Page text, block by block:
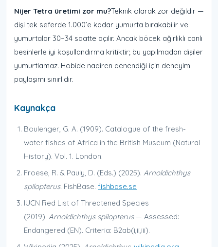
Nijer Tetra üretimi zor mu?Teknik olarak zor değildir —
dişi tek seferde 1.000’e kadar yumurta bırakabilir ve
yumurtalar 30–34 saatte açılır. Ancak böcek ağırlıklı canlı
besinlerle iyi koşullandırma kritiktir; bu yapılmadan dişiler
yumurtlamaz. Hobide nadiren denendiği için deneyim
paylaşımı sınırlıdır.
Kaynakça
Boulenger, G. A. (1909). Catalogue of the fresh-
water fishes of Africa in the British Museum (Natural
History). Vol. 1. London.
Froese, R. & Pauly, D. (Eds.) (2025). Arnoldichthys
spilopterus. FishBase. fishbase.se
IUCN Red List of Threatened Species
(2019). Arnoldichthys spilopterus— Assessed:
Endangered (EN). Criteria: B2ab(i,ii,iii).